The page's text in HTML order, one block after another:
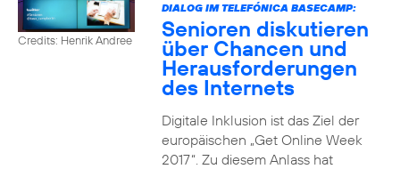
Credits: Henrik Andree
DIALOG IM TELEFÓNICA BASECAMP:
Senioren diskutieren
über Chancen und
Herausforderungen
des Internets
Digitale Inklusion ist das Ziel der
europäischen „Get Online Week
2017“. Zu diesem Anlass hat